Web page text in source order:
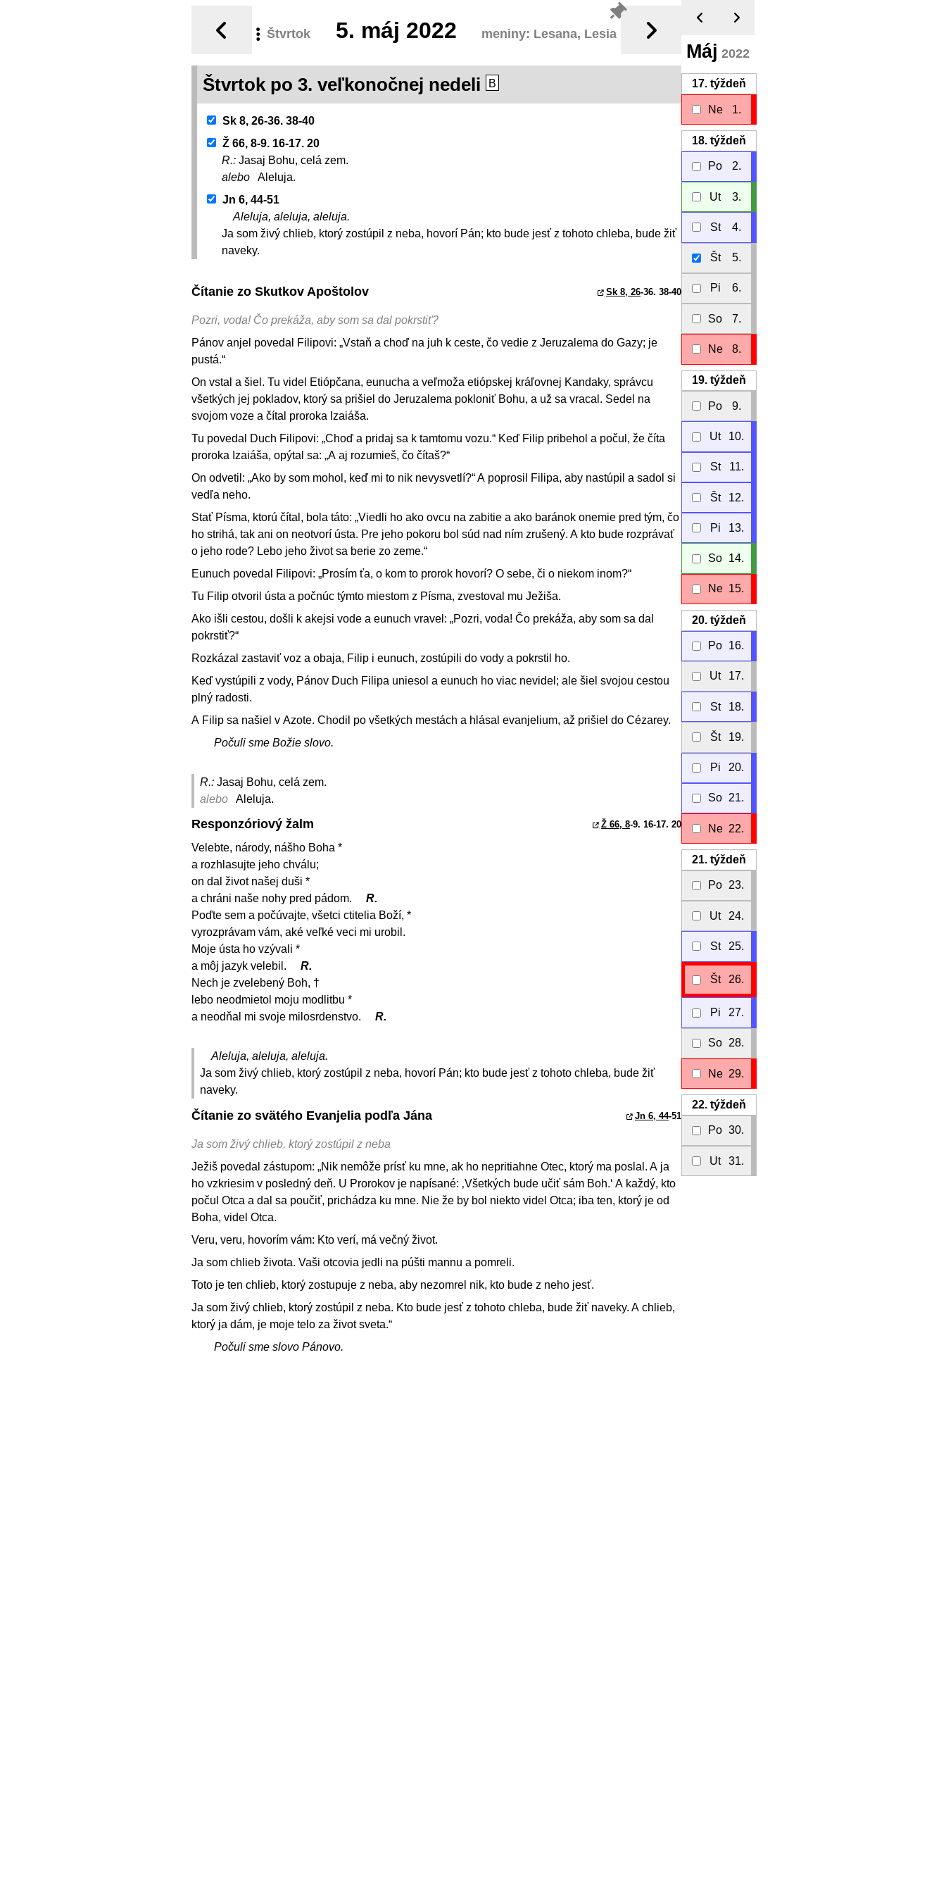
Štvrtok 5. máj 2022 meniny: Lesana, Lesia
Štvrtok po 3. veľkonočnej nedeli B
Sk 8, 26-36. 38-40
Ž 66, 8-9. 16-17. 20
R.: Jasaj Bohu, celá zem.
alebo
Aleluja.
Jn 6, 44-51
Aleluja, aleluja, aleluja.
Ja som živý chlieb, ktorý zostúpil z neba, hovorí Pán; kto bude jesť z tohoto chleba, bude žiť
naveky.
Čítanie zo Skutkov Apoštolov Sk 8, 26-36. 38-40
Pozri, voda! Čo prekáža, aby som sa dal pokrstiť?
Pánov anjel povedal Filipovi: „Vstaň a choď na juh k ceste, čo vedie z Jeruzalema do Gazy; je
pustá.“
On vstal a šiel. Tu videl Etiópčana, eunucha a veľmoža etiópskej kráľovnej Kandaky, správcu
všetkých jej pokladov, ktorý sa prišiel do Jeruzalema pokloniť Bohu, a už sa vracal. Sedel na
svojom voze a čítal proroka Izaiáša.
Tu povedal Duch Filipovi: „Choď a pridaj sa k tamtomu vozu.“ Keď Filip pribehol a počul, že číta
proroka Izaiáša, opýtal sa: „A aj rozumieš, čo čítaš?“
On odvetil: „Ako by som mohol, keď mi to nik nevysvetlí?“ A poprosil Filipa, aby nastúpil a sadol si
vedľa neho.
Stať Písma, ktorú čítal, bola táto: „Viedli ho ako ovcu na zabitie a ako baránok onemie pred tým, čo
ho strihá, tak ani on neotvorí ústa. Pre jeho pokoru bol súd nad ním zrušený. A kto bude rozprávať
o jeho rode? Lebo jeho život sa berie zo zeme.“
Eunuch povedal Filipovi: „Prosím ťa, o kom to prorok hovorí? O sebe, či o niekom inom?“
Tu Filip otvoril ústa a počnúc týmto miestom z Písma, zvestoval mu Ježiša.
Ako išli cestou, došli k akejsi vode a eunuch vravel: „Pozri, voda! Čo prekáža, aby som sa dal
pokrstiť?“
Rozkázal zastaviť voz a obaja, Filip i eunuch, zostúpili do vody a pokrstil ho.
Keď vystúpili z vody, Pánov Duch Filipa uniesol a eunuch ho viac nevidel; ale šiel svojou cestou
plný radosti.
A Filip sa našiel v Azote. Chodil po všetkých mestách a hlásal evanjelium, až prišiel do Cézarey.
Počuli sme Božie slovo.
R.: Jasaj Bohu, celá zem.
alebo
Aleluja.
Responzóriový žalm Ž 66, 8-9. 16-17. 20
Velebte, národy, nášho Boha *
a rozhlasujte jeho chválu;
on dal život našej duši *
a chráni naše nohy pred pádom.
R.
Poďte sem a počúvajte, všetci ctitelia Boží, *
vyrozprávam vám, aké veľké veci mi urobil.
Moje ústa ho vzývali *
a môj jazyk velebil.
R.
Nech je zvelebený Boh, †
lebo neodmietol moju modlitbu *
a neodňal mi svoje milosrdenstvo.
R.
Aleluja, aleluja, aleluja.
Ja som živý chlieb, ktorý zostúpil z neba, hovorí Pán; kto bude jesť z tohoto chleba, bude žiť
naveky.
Čítanie zo svätého Evanjelia podľa Jána Jn 6, 44-51
Ja som živý chlieb, ktorý zostúpil z neba
Ježiš povedal zástupom: „Nik nemôže prísť ku mne, ak ho nepritiahne Otec, ktorý ma poslal. A ja
ho vzkriesim v posledný deň. U Prorokov je napísané: ‚Všetkých bude učiť sám Boh.‘ A každý, kto
počul Otca a dal sa poučiť, prichádza ku mne. Nie že by bol niekto videl Otca; iba ten, ktorý je od
Boha, videl Otca.
Veru, veru, hovorím vám: Kto verí, má večný život.
Ja som chlieb života. Vaši otcovia jedli na púšti mannu a pomreli.
Toto je ten chlieb, ktorý zostupuje z neba, aby nezomrel nik, kto bude z neho jesť.
Ja som živý chlieb, ktorý zostúpil z neba. Kto bude jesť z tohoto chleba, bude žiť naveky. A chlieb,
ktorý ja dám, je moje telo za život sveta.“
Počuli sme slovo Pánovo.
Máj 2022
17. týždeň
Ne 1.
18. týždeň
Po 2.
Ut 3.
St 4.
Št 5.
Pi 6.
So 7.
Ne 8.
19. týždeň
Po 9.
Ut 10.
St 11.
Št 12.
Pi 13.
So 14.
Ne 15.
20. týždeň
Po 16.
Ut 17.
St 18.
Št 19.
Pi 20.
So 21.
Ne 22.
21. týždeň
Po 23.
Ut 24.
St 25.
Št 26.
Pi 27.
So 28.
Ne 29.
22. týždeň
Po 30.
Ut 31.